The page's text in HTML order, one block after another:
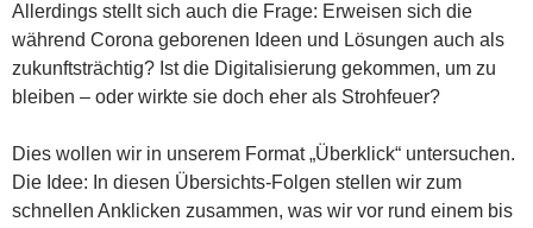
Allerdings stellt sich auch die Frage: Erweisen sich die
während Corona geborenen Ideen und Lösungen auch als
zukunftsträchtig? Ist die Digitalisierung gekommen, um zu
bleiben – oder wirkte sie doch eher als Strohfeuer?
Dies wollen wir in unserem Format „Überklick“ untersuchen.
Die Idee: In diesen Übersichts-Folgen stellen wir zum
schnellen Anklicken zusammen, was wir vor rund einem bis